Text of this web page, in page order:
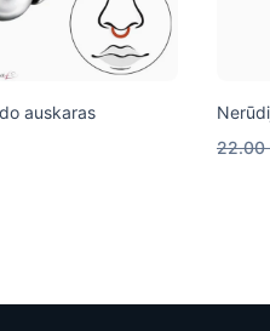
auskaras
22.00